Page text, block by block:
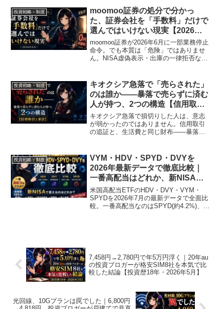
煽らず整理します。
投資戦略・制度
moomoo証券の処分で分かっ
た、証券会社を「手数料」だけで
選んではいけない現実【2026年6
月】
moomoo証券が2026年6月に一部業務停止
命令。でも本質は「危険」ではありませ
ん。NISA虚偽表示・出庫の一律拒否など
選ぶ理由を投資歴18年の視点で解説しま
す。
投資戦略・制度
キオクシア急落で「売らされた」
のは誰か——暴落で売らずに済む
人が持つ、2つの構造【信用取引
と家計】
キオクシア急落で損切りした人は、意志
が弱かったのではありません。信用取引
の追証と、生活費と同じ財布——暴落で
る」売らされない準備をまとめました。
投資戦略・制度
VYM・HDV・SPYD・DVYを
2026年最新データで徹底比較｜
一番高配当はどれか、新NISAで
買えるのはどれか【投資歴18年】
米国高配当ETFのHDV・DVY・VYM・
SPYDを2026年7月の最新データで全面比
較。一番高配当なのはSPYD(約4.2%)、し
7,458円→2,780円で年5万円浮く｜20年au
の投資ブロガーが格安SIM8社を本気で比
較した結論【投資歴18年・2026年5月】
光回線、10Gプランは罠でした｜6,800円